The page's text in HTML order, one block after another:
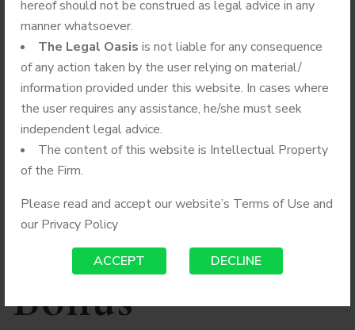
hereof should not be construed as legal advice in any
manner whatsoever.
The Legal Oasis is not liable for any consequence
of any action taken by the user relying on material/
information provided under this website. In cases where
the user requires any assistance, he/she must seek
independent legal advice.
The content of this website is Intellectual Property
of the Firm.
Please read and accept our website’s Terms of Use and
our Privacy Policy
ACCEPT DECLINE
️ Pin Way Up
Casino Em
Nosso País Site
Oficial ᐈ Ganhe
R$1500 De
Bonus